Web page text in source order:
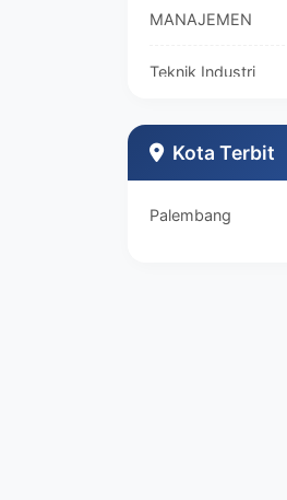
MANAJEMEN
Teknik Industri
Kota Terbit
Palembang